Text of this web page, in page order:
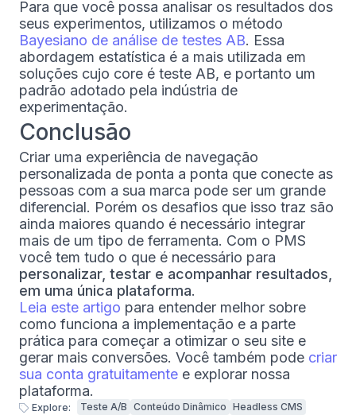
Para que você possa analisar os resultados dos
seus experimentos, utilizamos o método
Bayesiano de análise de testes AB. Essa
abordagem estatística é a mais utilizada em
soluções cujo core é teste AB, e portanto um
padrão adotado pela indústria de
experimentação.
Conclusão
Criar uma experiência de navegação
personalizada de ponta a ponta que conecte as
pessoas com a sua marca pode ser um grande
diferencial. Porém os desafios que isso traz são
ainda maiores quando é necessário integrar
mais de um tipo de ferramenta. Com o PMS
você tem tudo o que é necessário para
personalizar, testar e acompanhar resultados,
em uma única plataforma.
Leia este artigo para entender melhor sobre
como funciona a implementação e a parte
prática para começar a otimizar o seu site e
gerar mais conversões. Você também pode criar
sua conta gratuitamente e explorar nossa
plataforma.
Explore: Teste A/B Conteúdo Dinâmico Headless CMS